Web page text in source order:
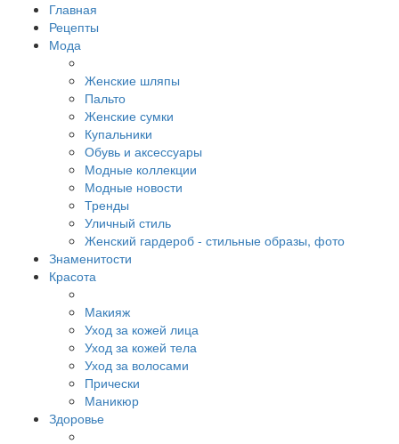
Главная
Рецепты
Мода
Женские шляпы
Пальто
Женские сумки
Купальники
Обувь и аксессуары
Модные коллекции
Модные новости
Тренды
Уличный стиль
Женский гардероб - стильные образы, фото
Знаменитости
Красота
Макияж
Уход за кожей лица
Уход за кожей тела
Уход за волосами
Прически
Маникюр
Здоровье